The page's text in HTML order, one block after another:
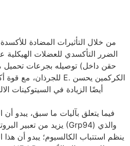
من خلال التأثيرات المضادة
الضرر التأكسدي للعضلات
أيضًا الزيادة في السيتوكينات
ينظم استتباب الكالسيوم؛ يبدو أن هذا